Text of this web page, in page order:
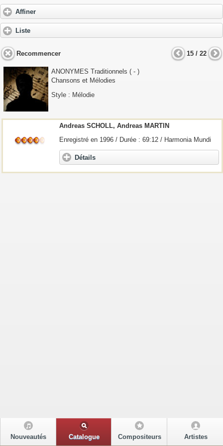
Affiner
Liste
Recommencer 15 / 22
ANONYMES Traditionnels ( - )
Chansons et Mélodies
Style : Mélodie
Andreas SCHOLL, Andreas MARTIN
Enregistré en 1996 / Durée : 69:12 / Harmonia Mundi
Détails
Nouveautés Catalogue Compositeurs Artistes